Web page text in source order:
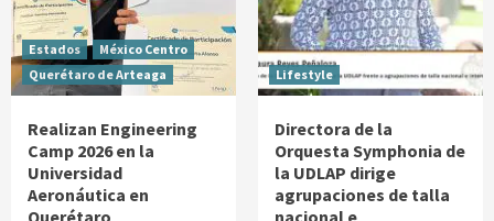
Estados
México Centro
Querétaro de Arteaga
Realizan Engineering
Camp 2026 en la
Universidad
Aeronáutica en
Querétaro
Lifestyle
Directora de la
Orquesta Symphonia de
la UDLAP dirige
agrupaciones de talla
nacional e